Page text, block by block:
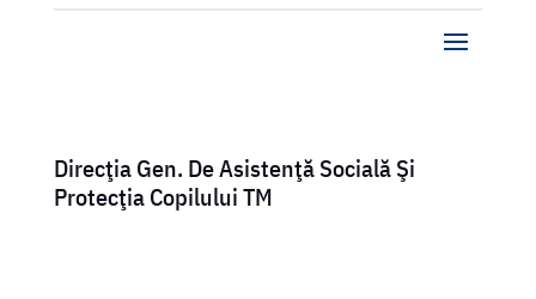
Direcţia Gen. De Asistenţă Socială Şi
Protecţia Copilului TM